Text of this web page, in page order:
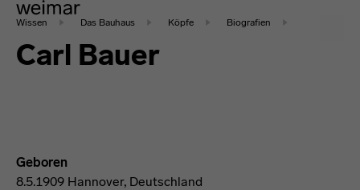
Wissen Das Bauhaus Köpfe Biografien
Carl Bauer
Geboren
8.5.1909 Hannover, Deutschland